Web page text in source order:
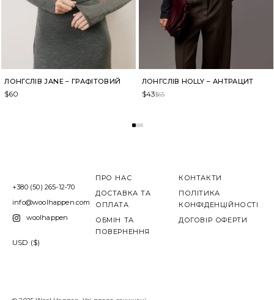
ЛОНГСЛІВ JANE – ГРАФІТОВИЙ
$60
ЛОНГСЛІВ HOLLY – АНТРАЦИТ
$65
$43
+380 (50) 265-12-70
info@woolhappen.com
woolhappen
USD ($)
ПРО НАС
ДОСТАВКА ТА
ОПЛАТА
ОБМІН ТА
ПОВЕРНЕННЯ
КОНТАКТИ
ПОЛІТИКА
КОНФІДЕНЦІЙНОСТІ
ДОГОВІР ОФЕРТИ